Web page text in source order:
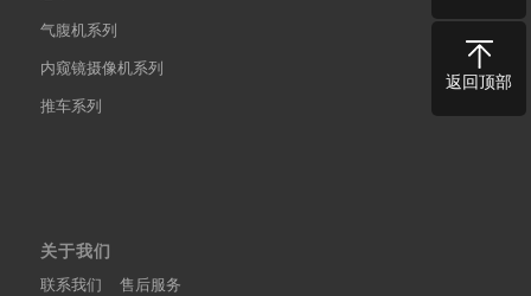
气腹机系列
内窥镜摄像机系列
推车系列
关于我们
联系我们
售后服务
返回顶部